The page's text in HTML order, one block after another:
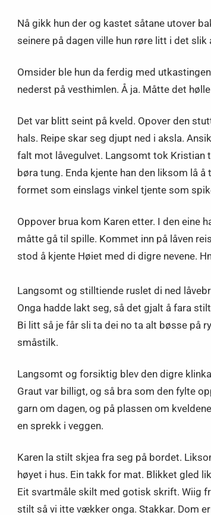
Nå gikk hun der og kastet såtane utover
seinere på dagen ville hun røre litt i det
Omsider ble hun da ferdig med
nederst på vesthimlen. Å ja. Måtte det
Det var blitt seint på kveld. Opover den
hals. Reipe skar seg djupt ned i aksla.
falt mot låvegulvet. Langsomt tok Kristian
børa tung. Enda kjente han den liksom lå
formet som einslags vinkel tjente som
Oppover brua kom Karen etter. I den eine
måtte gå til spille. Kommet inn på låven
stod å kjente Høiet med di digre nevene.
Langsomt og stilltiende ruslet di ned
Onga hadde lakt seg, så det gjalt å fara
Bi litt så je får sli ta dei no ta alt bøsse på
småstilk.
Langsomt og forsiktig blev den digre
Graut var billigt, og så bra som den fylte
garn om dagen, og på plassen om
en sprekk i veggen.
Karen la stilt skjea fra seg på bordet.
høyet i hus. Ein takk for mat. Blikket gled
Eit svartmåle skilt med gotisk skrift. Wiig
stilt så vi itte vækker onga. Stakkar. Dom